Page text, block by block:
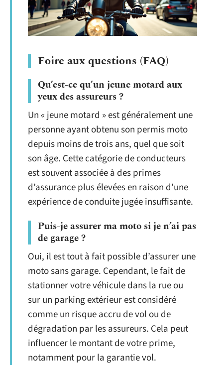
Foire aux questions (FAQ)
Qu’est-ce qu’un jeune motard aux
yeux des assureurs ?
Un « jeune motard » est généralement une
personne ayant obtenu son permis moto
depuis moins de trois ans, quel que soit
son âge. Cette catégorie de conducteurs
est souvent associée à des primes
d’assurance plus élevées en raison d’une
expérience de conduite jugée insuffisante.
Puis-je assurer ma moto si je n’ai pas
de garage ?
Oui, il est tout à fait possible d’assurer une
moto sans garage. Cependant, le fait de
stationner votre véhicule dans la rue ou
sur un parking extérieur est considéré
comme un risque accru de vol ou de
dégradation par les assureurs. Cela peut
influencer le montant de votre prime,
notamment pour la garantie vol.